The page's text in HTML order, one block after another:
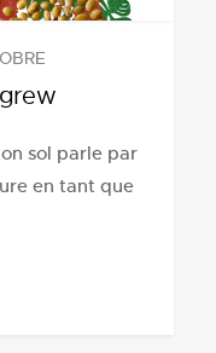
sol parle par
en tant que